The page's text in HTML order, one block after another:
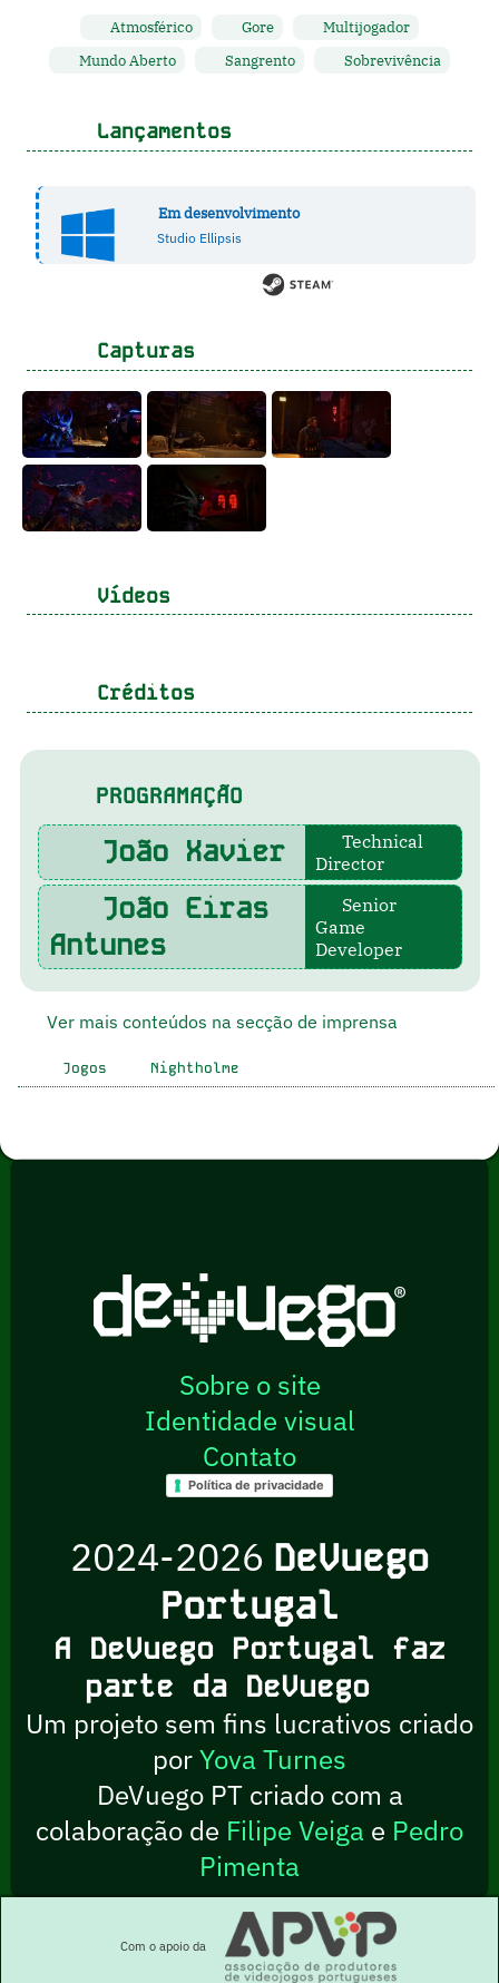
Atmosférico Gore
Multijogador
Mundo Aberto
Sangrento Sobrevivência
Lançamentos
Em desenvolvimento
Studio Ellipsis
Capturas
Vídeos
Créditos
PROGRAMAÇÃO
João Xavier
Technical
Director
João Eiras
Antunes
Senior
Game
Developer
Ver mais conteúdos na secção de imprensa
Jogos Nightholme
Sobre o site
Identidade visual
Contato
Política de privacidade
2024-2026 DeVuego
Portugal
A DeVuego Portugal faz
parte da DeVuego
Um projeto sem fins lucrativos criado
porYova Turnes
DeVuego PT criado com a
colaboração de Filipe Veiga e Pedro
Pimenta
Com o apoio da